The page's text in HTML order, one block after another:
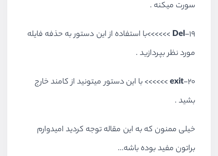
سورت میکنه .
19-
Del >>>>>>با استفاده از این دستور به حذفه فایله
مورد نظر بپردازید .
20-
exit>>>>>> با این دستور میتونید از کامند خارج
بشید .
خیلی ممنون که به این مقاله توجه کردید امیدوارم
براتون مفید بوده باشه...